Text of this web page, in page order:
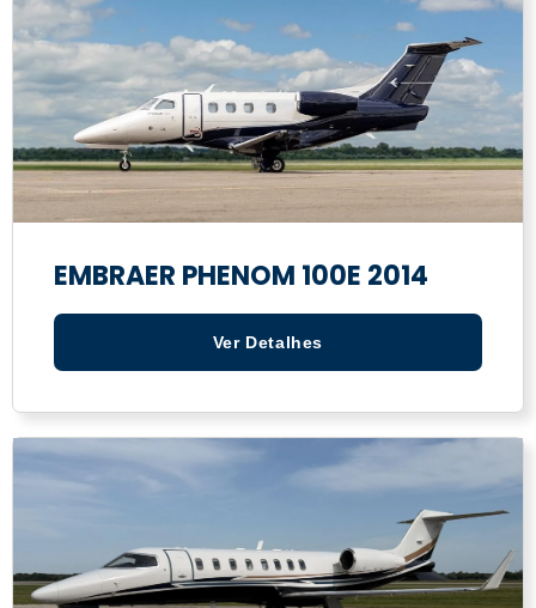
EMBRAER PHENOM 100E 2014
Ver Detalhes